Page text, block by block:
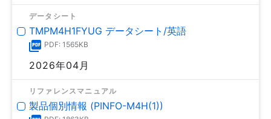
データシート
TMPM4H1FYUG データシート/英語
PDF: 1565KB
2026年04月
リファレンスマニュアル
製品個別情報 (PINFO-M4H(1))